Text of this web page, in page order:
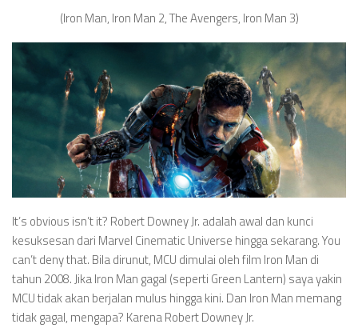
(Iron Man, Iron Man 2, The Avengers, Iron Man 3)
It’s obvious isn’t it? Robert Downey Jr. adalah awal dan kunci
kesuksesan dari Marvel Cinematic Universe hingga sekarang. You
can’t deny that. Bila dirunut, MCU dimulai oleh film Iron Man di
tahun 2008. Jika Iron Man gagal (seperti Green Lantern) saya yakin
MCU tidak akan berjalan mulus hingga kini. Dan Iron Man memang
tidak gagal, mengapa? Karena Robert Downey Jr.